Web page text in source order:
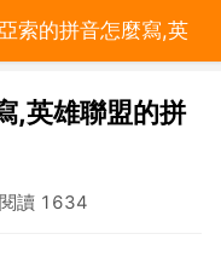
索的拼音怎麼寫,英
,英雄聯盟的拼
讀 1634